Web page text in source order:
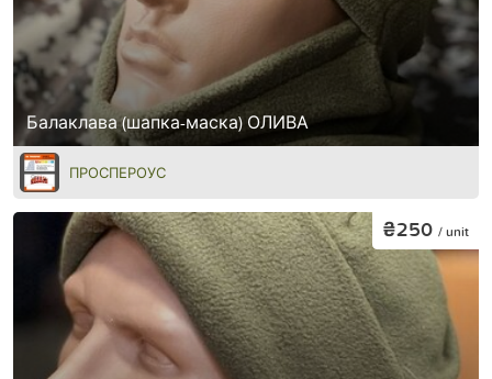
Балаклава (шапка-маска) ОЛИВА
ПРОСПЕРОУС
₴250 / unit